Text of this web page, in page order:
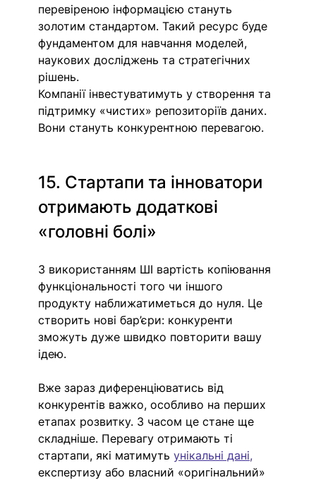
перевіреною інформацією стануть
золотим стандартом. Такий ресурс буде
фундаментом для навчання моделей,
наукових досліджень та стратегічних
рішень.
Компанії інвестуватимуть у створення та
підтримку «чистих» репозиторіїв даних.
Вони стануть конкурентною перевагою.
15. Стартапи та інноватори
отримають додаткові
«головні болі»
З використанням ШІ вартість копіювання
функціональності того чи іншого
продукту наближатиметься до нуля. Це
створить нові бар’єри: конкуренти
зможуть дуже швидко повторити вашу
ідею.
Вже зараз диференціюватись від
конкурентів важко, особливо на перших
етапах розвитку. З часом це стане ще
складніше. Перевагу отримають ті
стартапи, які матимуть унікальні дані,
експертизу або власний «оригінальний»